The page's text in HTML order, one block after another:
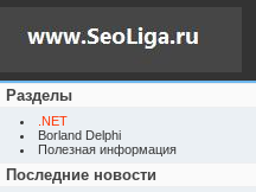
Разделы
.NET
Borland Delphi
Полезная информация
Последние новости